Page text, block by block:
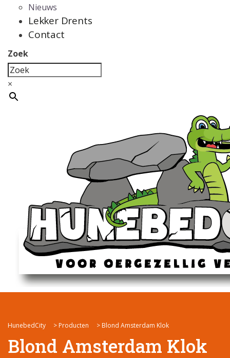
Nieuws
Lekker Drents
Contact
Zoek
×
HunebedCity > Producten > Blond Amsterdam Klok
Blond Amsterdam Klok